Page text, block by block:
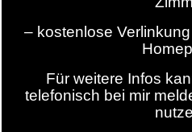
– kostenlose
Für weitere Infos
telefonisch bei mir